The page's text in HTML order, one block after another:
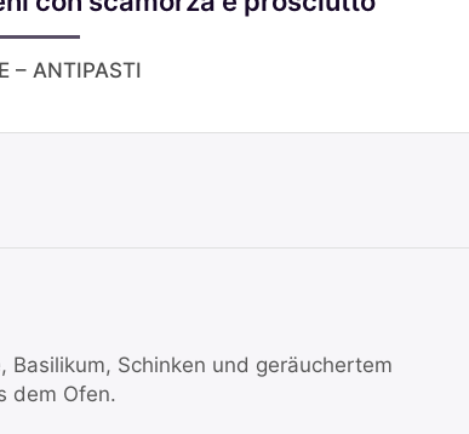
– ANTIPASTI
Schinken und geräuchertem
dem Ofen.